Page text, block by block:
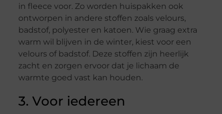
in fleece voor. Zo worden huispakken ook
ontworpen in andere stoffen zoals velours,
badstof, polyester en katoen. Wie graag extra
warm wil blijven in de winter, kiest voor een
velours of badstof. Deze stoffen zijn heerlijk
zacht en zorgen ervoor dat je lichaam de
warmte goed vast kan houden.
3. Voor iedereen